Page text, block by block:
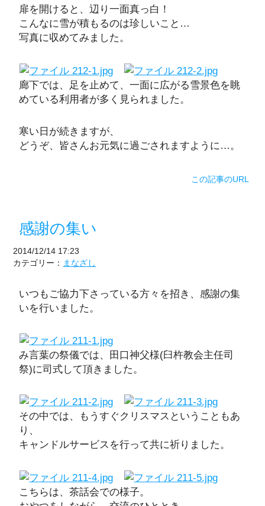
扉を開けると、辺り一面真っ白！
こんなに雪が積もるのは珍しいこと…
写真に収めてみました。
廊下では、足を止めて、一面に広がる雪景色を眺
めている利用者が多く見られました。
寒い日が続きますが、
どうぞ、皆さんお元気に過ごされますように…。
この記事のURL
感謝の集い
2014/12/14 17:23
カテゴリー： まなざし
いつもご協力下さっている方々を招き、感謝の集
いを行いました。
み言葉の祭儀では、田口神父様(臼杵教会主任司
祭)に司式して頂きました。
その中では、もうすぐクリスマスということもあ
り、
キャンドルサービスを行って共に祈りました。
こちらは、茶話会での様子。